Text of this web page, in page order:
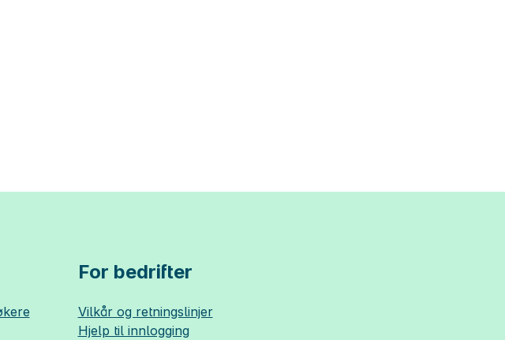
For bedrifter
Vilkår og retningslinjer
Hjelp til innlogging